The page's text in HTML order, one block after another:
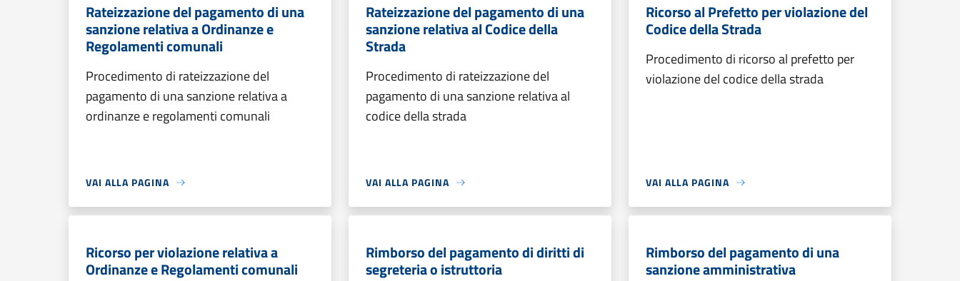
Rateizzazione del pagamento di una
sanzione relativa a Ordinanze e
Regolamenti comunali
Procedimento di rateizzazione del
pagamento di una sanzione relativa a
ordinanze e regolamenti comunali
VAI ALLA PAGINA
Rateizzazione del pagamento di una
sanzione relativa al Codice della
Strada
Procedimento di rateizzazione del
pagamento di una sanzione relativa al
codice della strada
VAI ALLA PAGINA
Ricorso al Prefetto per violazione del
Codice della Strada
Procedimento di ricorso al prefetto per
violazione del codice della strada
VAI ALLA PAGINA
Ricorso per violazione relativa a
Ordinanze e Regolamenti comunali
Rimborso del pagamento di diritti di
segreteria o istruttoria
Rimborso del pagamento di una
sanzione amministrativa